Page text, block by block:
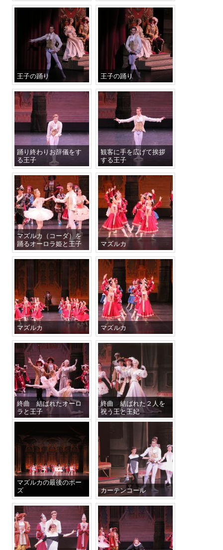
王子の踊り 王子の踊り
踊り終わりお辞儀をす
る王子
観客に手を広げて挨拶
する王子
マズルカ（コーダ）を
踊るオーロラ姫と王子
マズルカ
マズルカ マズルカ
終曲 結ばれたオーロ
ラと王子
終曲 結ばれた２人を
祝う王と王妃
マズルカの最後のポー
ズ
カーテンコール